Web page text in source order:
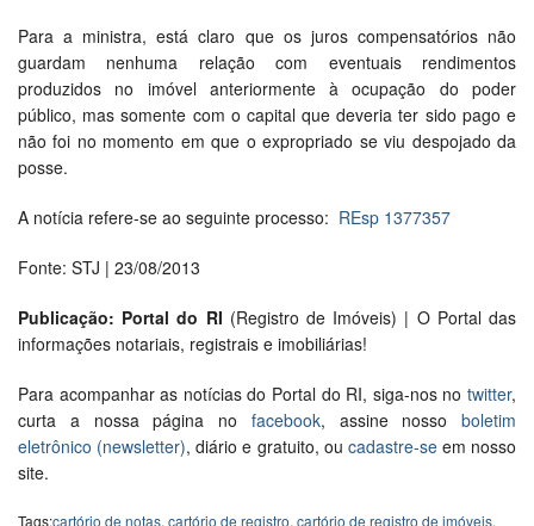
Para a ministra, está claro que os juros compensatórios não
guardam nenhuma relação com eventuais rendimentos
produzidos no imóvel anteriormente à ocupação do poder
público, mas somente com o capital que deveria ter sido pago e
não foi no momento em que o expropriado se viu despojado da
posse.
A notícia refere-se ao seguinte processo: REsp 1377357
Fonte: STJ | 23/08/2013
Publicação: Portal do RI (Registro de Imóveis) | O Portal das
informações notariais, registrais e imobiliárias!
Para acompanhar as notícias do Portal do RI, siga-nos no twitter,
curta a nossa página no facebook, assine nosso boletim
eletrônico (newsletter), diário e gratuito, ou cadastre-seem nosso
site.
Tags:cartório de notas, cartório de registro, cartório de registro de imóveis,